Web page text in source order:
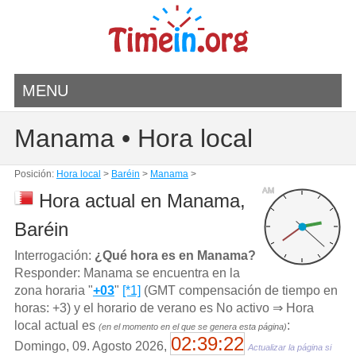
MENU
Manama • Hora local
Posición: Hora local > Baréin > Manama>
AM
Hora actual en Manama,
Baréin
Interrogación: ¿Qué hora es en Manama?
Responder: Manama se encuentra en la
zona horaria "+03" [*1] (GMT compensación de tiempo en
horas: +3) y el horario de verano es No activo ⇒ Hora
local actual es (en el momento en el que se genera esta página):
Domingo, 09. Agosto 2026, 02:39:22 Actualizar la página si